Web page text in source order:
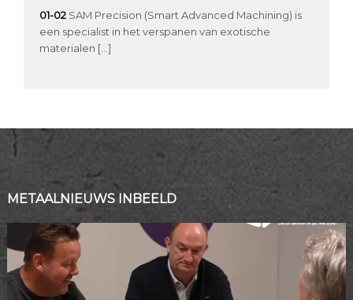
01-02 SAM Precision (Smart Advanced Machining) is
een specialist in het verspanen van exotische
materialen […]
METAALNIEUWS INBEELD